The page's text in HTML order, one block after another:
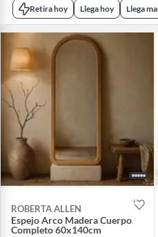
Retira hoy Llega hoy Llega
ROBERTA ALLEN
Espejo Arco Madera Cuerpo
Completo 60x140cm